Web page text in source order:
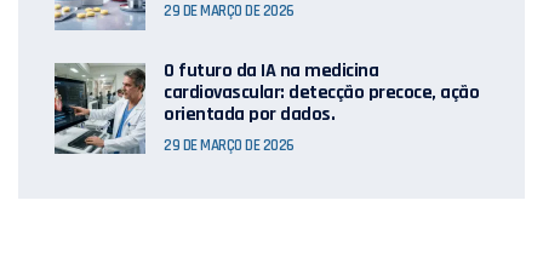
29 DE MARÇO DE 2026
O futuro da IA ​​na medicina
cardiovascular: detecção precoce, ação
orientada por dados.
29 DE MARÇO DE 2026